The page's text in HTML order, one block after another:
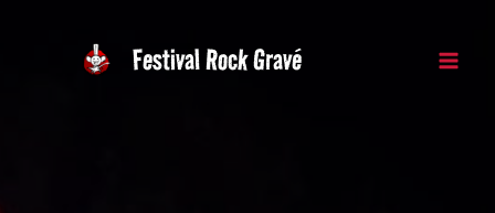
Festival Rock Gravé